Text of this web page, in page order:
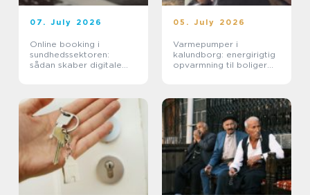
07. July 2026
Online booking i
sundhedssektoren:
sådan skaber digitale
05. July 2026
Varmepumper i
kalundborg: energirigtig
opvarmning til boliger